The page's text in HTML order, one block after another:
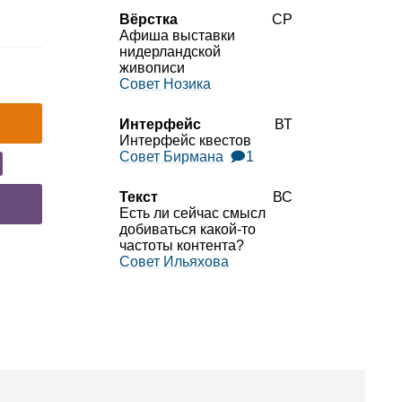
Вёрстка
Афиша выставки
нидерландской
живописи
Совет Нозика
СР
Интерфейс
Интерфейс квестов
Совет Бирмана 🗩1
ВТ
Текст
Есть ли сейчас смысл
добиваться какой‑то
частоты контента?
Совет Ильяхова
ВС